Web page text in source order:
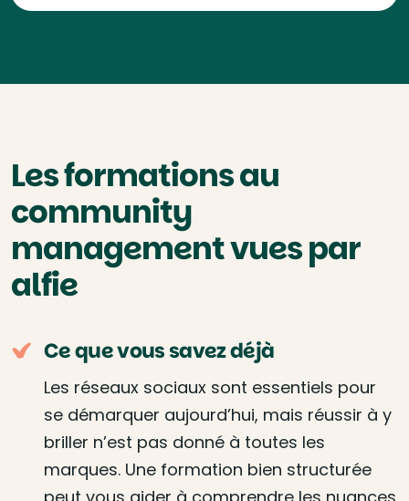
Les formations au
community
management vues par
alfie
Ce que vous savez déjà
Les réseaux sociaux sont essentiels pour
se démarquer aujourd’hui, mais réussir à y
briller n’est pas donné à toutes les
marques. Une formation bien structurée